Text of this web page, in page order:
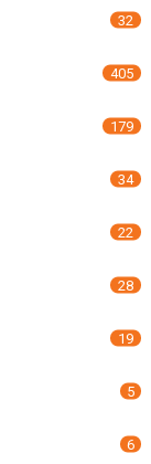
32
405
179
34
22
28
19
5
6